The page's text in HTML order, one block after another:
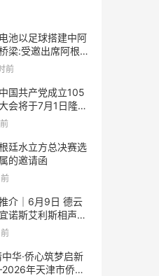
池以足球搭建中阿
梁:受邀出席阿根廷
助商招待会！
前
国共产党成立105
会将于7月1日隆重
廷水立方总决赛选
的邀请函
介｜6月9日 德云
诺斯艾利斯相声专
风曲艺邂逅南美风
中华·侨心筑梦启新
年天津市侨界